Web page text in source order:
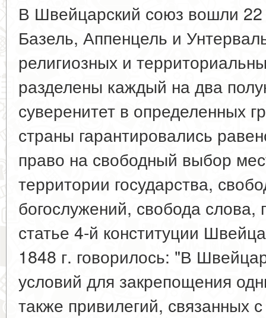
В Швейцарский союз вошли 22
Базель, Аппенцель и
религиозных и
разделены каждый на два
суверенитет в определенных
страны гарантировались
право на свободный выбор
территории государства,
богослужений, свобода слова,
статье 4-й конституции
1848 г. говорилось: "В
условий для закрепощения
также привилегий, связанных